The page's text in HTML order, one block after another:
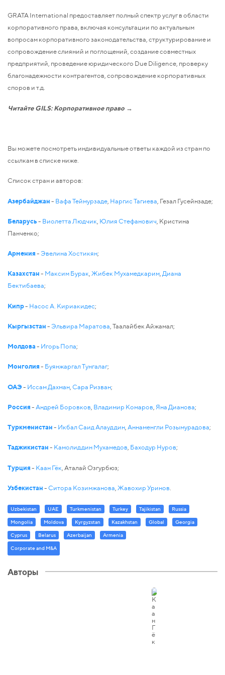
GRATA International предоставляет полный спектр услуг в области
корпоративного права, включая консультации по актуальным
вопросам корпоративного законодательства, структурирование и
сопровождение слияний и поглощений, создание совместных
предприятий, проведение юридического Due Diligence, проверку
благонадежности контрагентов, сопровождение корпоративных
споров и т.д.
Читайте GILS: Корпоративное право →
Вы можете посмотреть индивидуальные ответы каждой из стран по
ссылкам в списке ниже.
Список стран и авторов:
Азербайджан- Вафа Теймурзаде Наргис Тагиева , Гезал Гусейнзаде;
Беларусь- Виолетта Людчик Юлия Стефанович , Кристина
Панченко;
Армения-Эвелина Хостикян;
Казахстан- Максим Бурак,Жибек Мухамедкарим,Диана
Бектибаева;
Кипр- Насос А. Кириакидес;
Кыргызстан-Эльвира Маратова , Таалайбек Айжамал;
Молдова- Игорь Попа;
Монголия- Буянжаргал Тунгалаг;
ОАЭ- Иссам Дахман Сара Ризван;
Россия- Андрей Боровков Владимир Комаров Яна Дианова;
Туркменистан- Икбал Саид Алауддин Аннаменгли Розымурадова;
Таджикистан- Камолиддин Мухамедов, Баходур Нуров;
Турция- Каан Гёк , Аталай Озгурбюз;
Узбекистан-Ситора Козимжанова Жавохир Уринов
Uzbekistan UAE Turkmenistan Turkey Tajikistan
Russia
Mongolia
Moldova Kyrgyzstan Kazakhstan Global
Georgia
Cyprus
Belarus Azerbaijan
Armenia
Corporate and M&A
Авторы